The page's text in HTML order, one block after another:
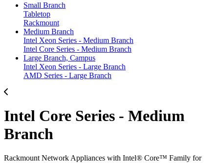
Small Branch
Tabletop
Rackmount
Medium Branch
Intel Xeon Series - Medium Branch
Intel Core Series - Medium Branch
Large Branch, Campus
Intel Xeon Series - Large Branch
AMD Series - Large Branch
Intel Core Series - Medium
Branch
Rackmount Network Appliances with Intel® Core™ Family for